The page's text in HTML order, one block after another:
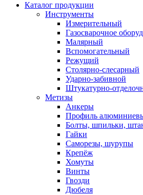
Каталог продукции
Инструменты
Измерительный
Газосварочное
Малярный
Вспомогательный
Режущий
Столярно-слесарный
Ударно-забивной
Штукатурно-
Метизы
Анкеры
Профиль
Болты, шпильки,
Гайки
Саморезы, шурупы
Крепёж
Хомуты
Винты
Гвозди
Дюбеля